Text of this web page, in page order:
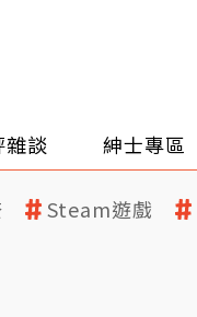
談 紳士專區
Steam遊戲